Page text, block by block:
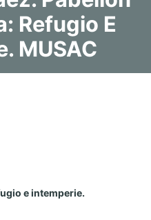
Refugio E
MUSAC
e intemperie.